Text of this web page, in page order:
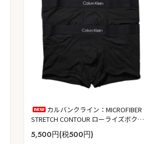
カルバンクライン：MICROFIBER
STRETCH CONTOUR ローライズボクサ
ーパンツ 3PK (ブラック)
5,500円(税500円)